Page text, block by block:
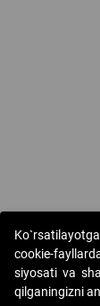
cookie-
siyosati va
qilganingizni